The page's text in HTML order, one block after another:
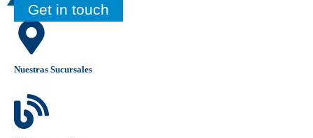
Get in touch
Nuestras Sucursales